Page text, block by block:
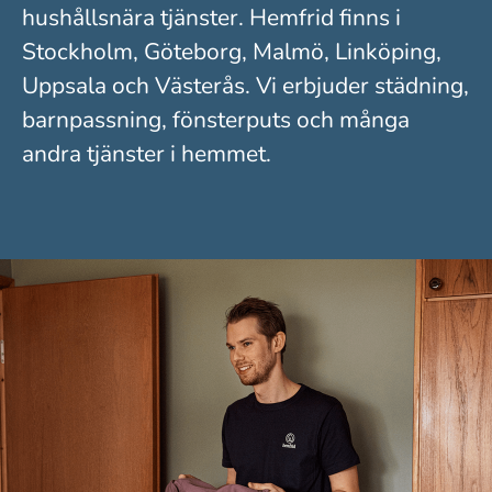
hushållsnära tjänster. Hemfrid finns i
Stockholm, Göteborg, Malmö, Linköping,
Uppsala och Västerås. Vi erbjuder städning,
barnpassning, fönsterputs och många
andra tjänster i hemmet.